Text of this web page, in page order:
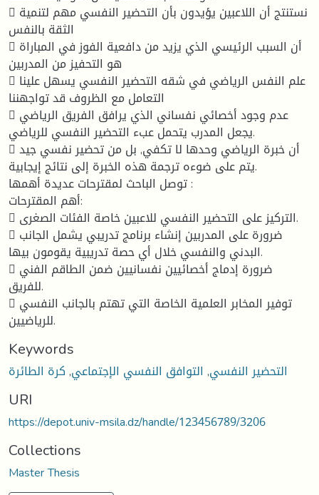
 نستنتج أن اللاعبين يؤيدون بأن التحضير النفسي مهم لتنمية
الثقة بالنفس
 أن السبب الرئيسي الذي يزيد من دافعية الفوز في المباراة
هو التحفيز من المدربين
 علم النفس الرياضي في شقه التحضير النفسي يسهل علينا
التعامل مع الظروف قد تواجهننا
 عدم وجود أخصائي نفساني الذي يرافق الفريق الرياضي
يجعل المدرب يتحمل عبء التحضير النفسي للرياضي.
 أن خبرة الرياضي وحدها لا تكفي, بل من تحضير نفسي جيد
يتم على ضوءه ترجمة هذه الخبرة إلى نتائج إيجابية.
توصل الباحث لمقترحات عديدة أهمها :
أهم المقترحات:
 التركيز على التحضير النفسي للاعبين خاصة الفئات الصغرى.
 ضرورة على المدربين إنشاء برنامج تدريبي يشمل الجانب
البدني والنفسي خلال أي حصة تدريبية يقومون بيها.
 ضرورة إدماج أخصائيين نفسانيين ضمن الطاقم الفني
للفريق.
 توفير المخابر العلمية الخاصة التي تهتم بالجانب النفسي
للرياضيين.
Keywords
التحضير النفسي, التوافق النفسي الإجتماعي,كرة الطائرة
URI
https://depot.univ-msila.dz/handle/123456789/3206
Collections
Master Thesis